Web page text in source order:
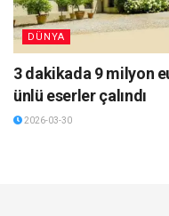
DÜNYA
3 dakikada 9 milyon
ünlü eserler çalındı
2026-03-30